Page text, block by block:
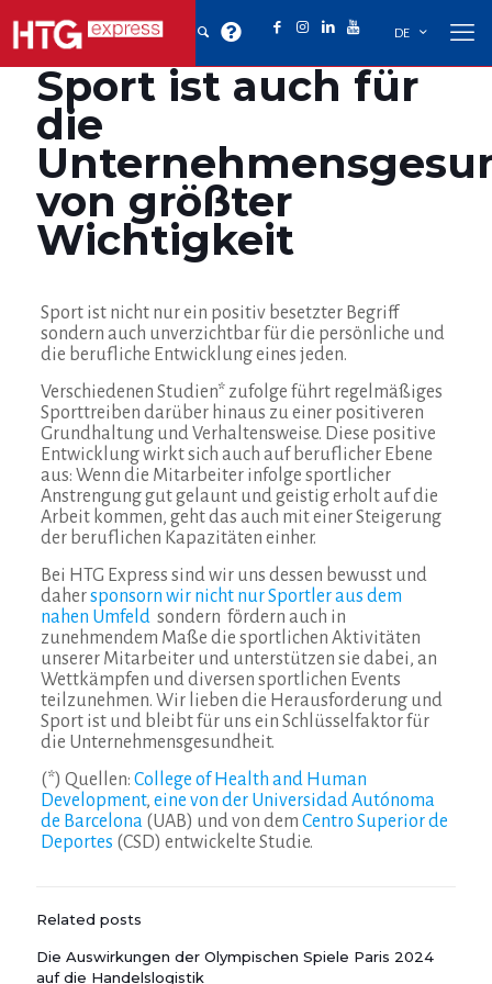
DE
Sport ist auch für
die
von größter
Wichtigkeit
Sport ist nicht nur ein positiv besetzter Begriff
sondern auch unverzichtbar für die persönliche und
die berufliche Entwicklung eines jeden.
Verschiedenen Studien* zufolge führt regelmäßiges
Sporttreiben darüber hinaus zu einer positiveren
Grundhaltung und Verhaltensweise. Diese positive
Entwicklung wirkt sich auch auf beruflicher Ebene
aus: Wenn die Mitarbeiter infolge sportlicher
Anstrengung gut gelaunt und geistig erholt auf die
Arbeit kommen, geht das auch mit einer Steigerung
der beruflichen Kapazitäten einher.
Bei HTG Express sind wir uns dessen bewusst und
dahersponsorn wir nicht nur Sportler aus dem
nahen Umfeldsondern fördern auch in
zunehmendem Maße die sportlichen Aktivitäten
unserer Mitarbeiter und unterstützen sie dabei, an
Wettkämpfen und diversen sportlichen Events
teilzunehmen. Wir lieben die Herausforderung und
Sport ist und bleibt für uns ein Schlüsselfaktor für
die Unternehmensgesundheit.
(*) Quellen: College of Health and Human
Development, eine von der Universidad Autónoma
de Barcelona(UAB) und von dem Centro Superior de
Deportes (CSD) entwickelte Studie.
Related posts
Die Auswirkungen der Olympischen Spiele Paris 2024
auf die Handelslogistik